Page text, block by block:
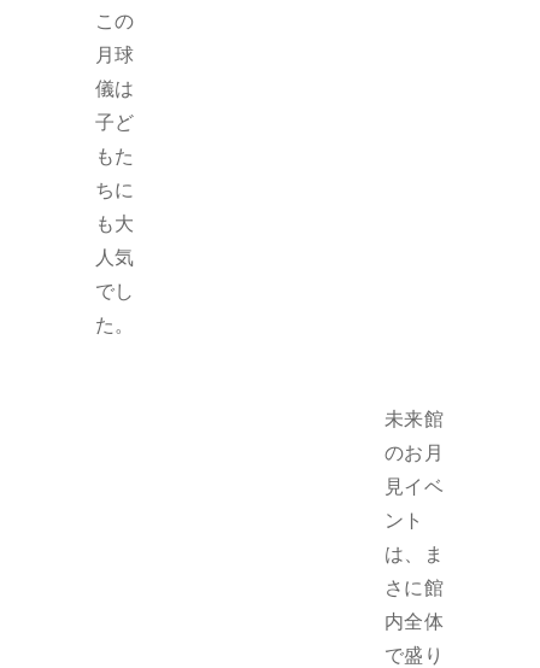
この
月球
儀は
子ど
もた
ちに
も大
人気
でし
た。
未来館
のお月
見イベ
ント
は、ま
さに館
内全体
で盛り